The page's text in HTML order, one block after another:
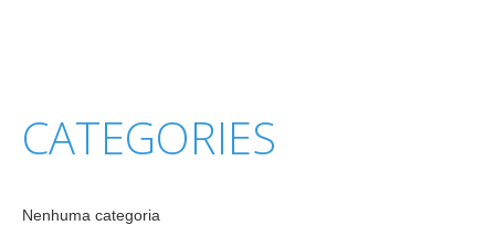
CATEGORIES
Nenhuma categoria